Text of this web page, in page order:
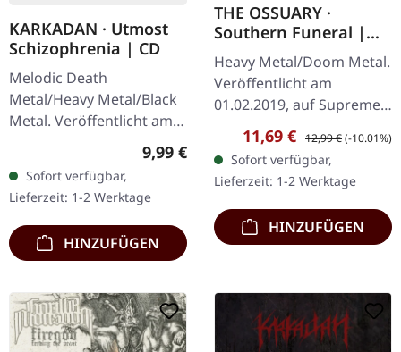
KARKADAN · Utmost
Schizophrenia | CD
Melodic Death
Metal/Heavy Metal/Black
Metal. Veröffentlicht am
08.03.2004, auf Supreme
Chaos Records. CD im
Jewelcase mit 16-seitigem
Booklet.…
Regulärer Preis:
9,99 €
Sofort verfügbar,
Lieferzeit: 1-2 Werktage
HINZUFÜGEN
THE OSSUARY ·
Southern Funeral |
DIGIPAK CD
Heavy Metal/Doom Metal.
Veröffentlicht am
01.02.2019, auf Supreme
Chaos Records.
Erstauflage als CD im
DigiPak mit 12-seitigem
Booklet. Geht es dir…
Verkaufspreis:
11,69 € Regulärer Preis:
12,99 €(-10.01%)
Sofort verfügbar,
Lieferzeit: 1-2 Werktage
HINZUFÜGEN